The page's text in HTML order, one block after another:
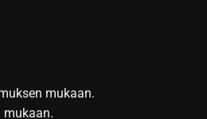
mukaan.
mukaan.